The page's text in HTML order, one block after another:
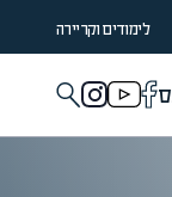
לימודים וקריירה